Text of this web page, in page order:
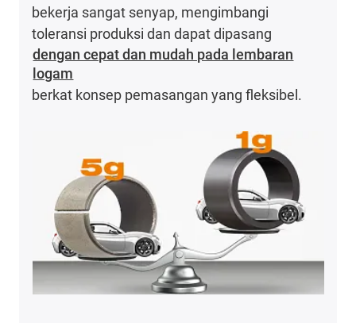
bekerja sangat senyap, mengimbangi
toleransi produksi dan dapat dipasang
dengan cepat dan mudah pada lembaran
logam
berkat konsep pemasangan yang fleksibel.